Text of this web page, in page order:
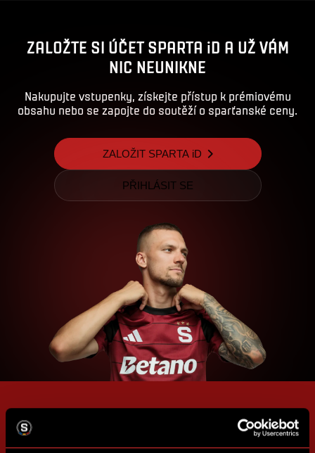
ZALOŽTE SI ÚČET SPARTA iD A UŽ VÁM
NIC NEUNIKNE
Nakupujte vstupenky, získejte přístup k prémiovému
obsahu nebo se zapojte do soutěží o sparťanské ceny.
ZALOŽIT SPARTA iD
PŘIHLÁSIT SE